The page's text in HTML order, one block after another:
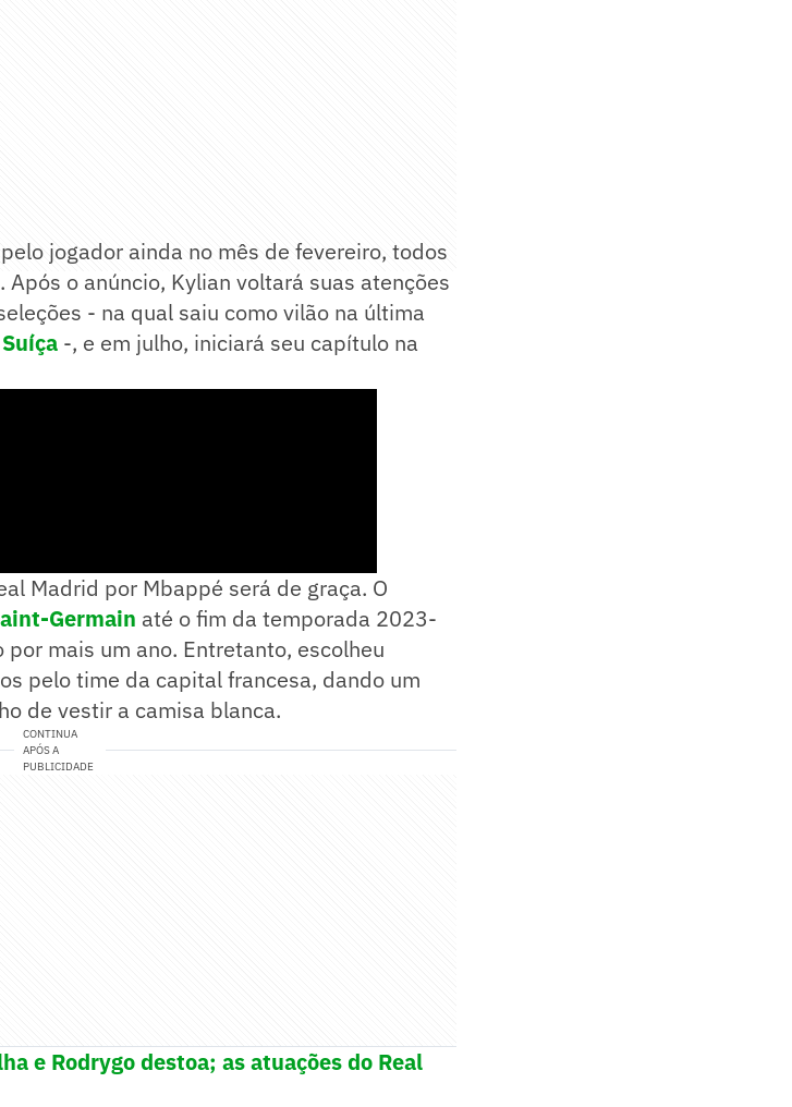
jogador ainda no mês de fevereiro, todos
o anúncio, Kylian voltará suas atenções
- na qual saiu como vilão na última
-, e em julho, iniciará seu capítulo na
Madrid por Mbappé será de graça. O
Germain até o fim da temporada 2023-
mais um ano. Entretanto, escolheu
pelo time da capital francesa, dando um
de vestir a camisa blanca.
CONTINUA
APÓS A
PUBLICIDADE
e Rodrygo destoa; as atuações do Real